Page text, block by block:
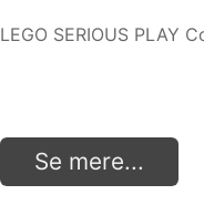
LEGO SERIOUS PLAY
Se mere...